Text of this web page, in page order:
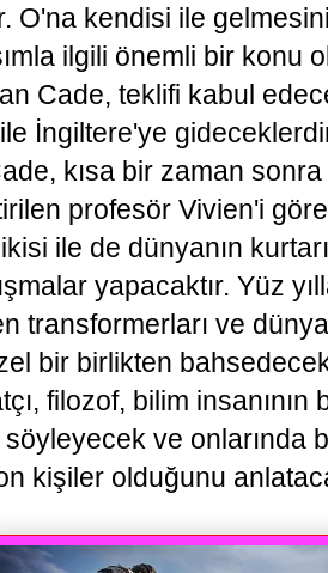
O'na kendisi ile
ilgili önemli bir konu
Cade, teklifi kabul
İngiltere'ye
kısa bir zaman
profesör Vivien'i
ile de dünyanın
yapacaktır. Yüz
transformerları ve
bir birlikten
filozof, bilim insanının
ve onlarında
kişiler olduğunu